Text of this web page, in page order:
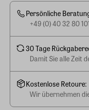
Persönliche
+49 (0) 40 32 80
30 Tage
Damit Sie alle Zeit
Kostenlose Retoure:
Wir übernehmen